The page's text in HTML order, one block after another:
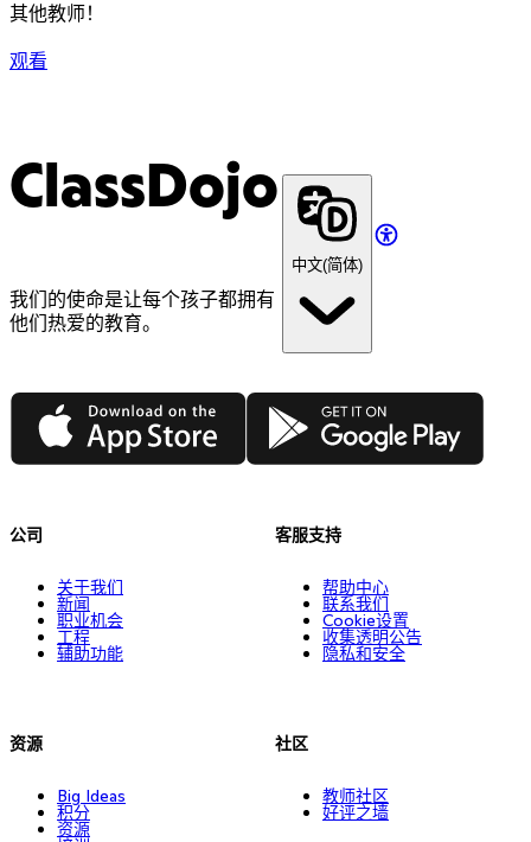
其他教师！
观看
ClassDojo
我们的使命是让每个孩子都拥有
他们热爱的教育。
中文(简体)
App Store Google Play
公司
关于我们
新闻
职业机会
工程
辅助功能
资源
Big Ideas
积分
资源
客服支持
帮助中心
联系我们
Cookie设置
收集透明公告
隐私和安全
社区
教师社区
好评之墙